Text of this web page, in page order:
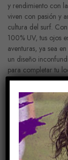
y rendimiento con
viven con pasión y
cultura del surf.
100% UV, tus ojos
aventuras, ya sea
un diseño
para completar tu
COMPARE
Share Link: